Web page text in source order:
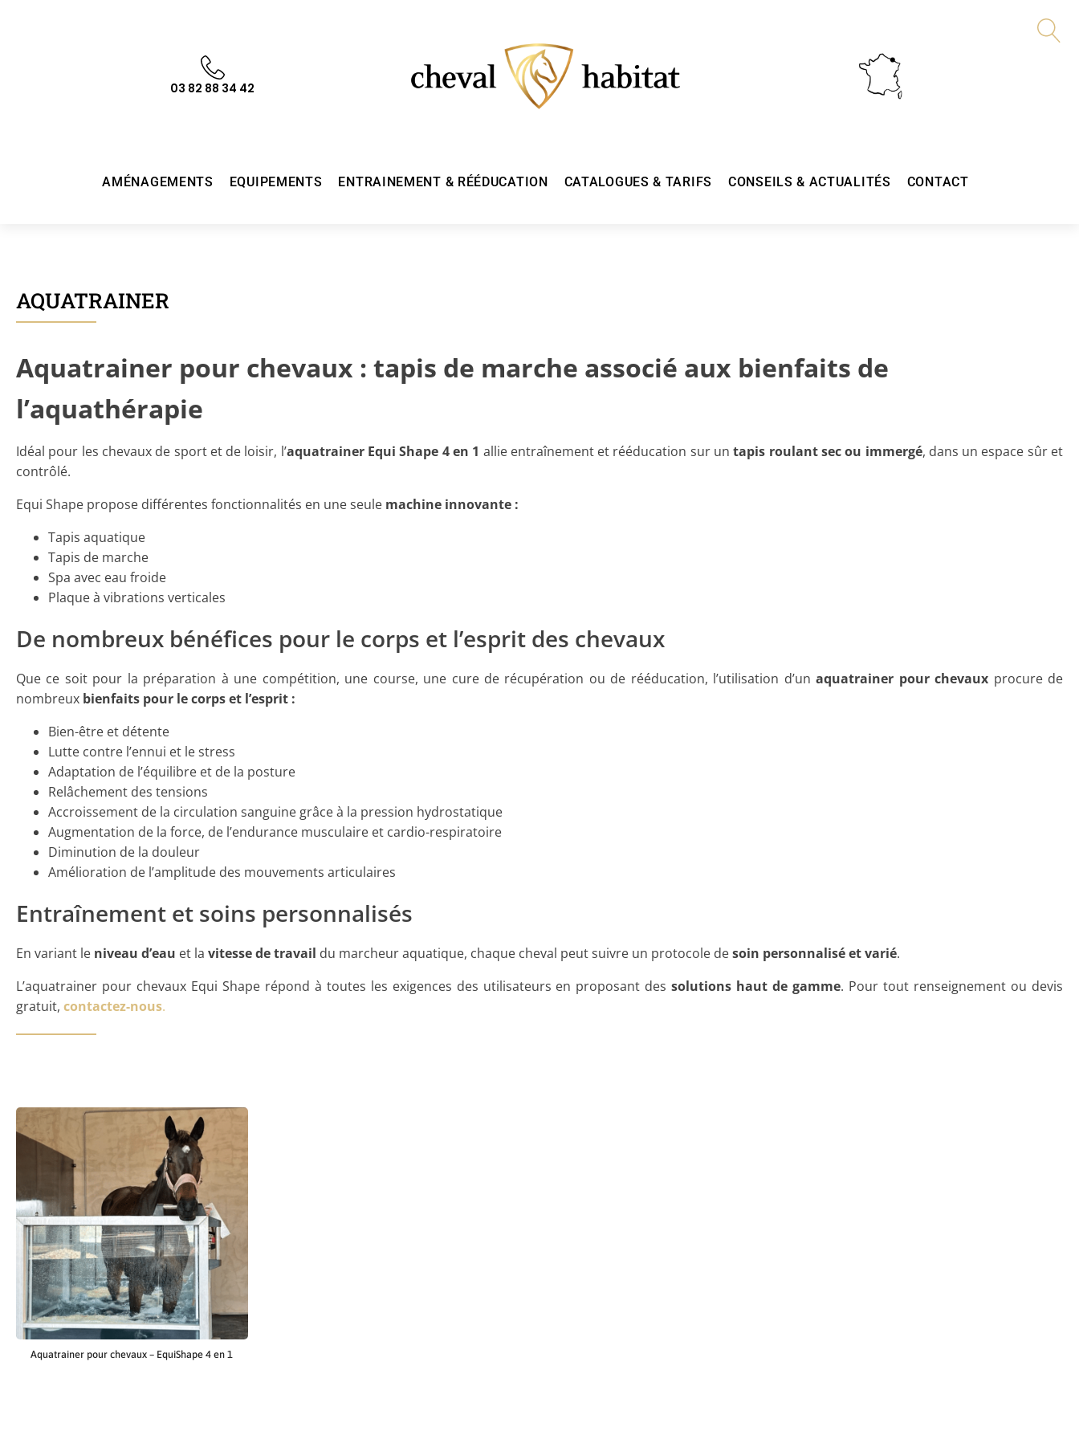
03 82 88 34 42
AMÉNAGEMENTS EQUIPEMENTS ENTRAINEMENT & RÉÉDUCATION CATALOGUES & TARIFS CONSEILS & ACTUALITÉS CONTACT
AQUATRAINER
Aquatrainer pour chevaux : tapis de marche associé aux bienfaits de
l’aquathérapie
Idéal pour les chevaux de sport et de loisir, l’aquatrainer Equi Shape 4 en 1 allie entraînement et rééducation sur untapis roulant sec ou immergé, dans un espace sûr et
contrôlé.
Equi Shape propose différentes fonctionnalités en une seule machine innovante :
Tapis aquatique
Tapis de marche
Spa avec eau froide
Plaque à vibrations verticales
De nombreux bénéfices pour le corps et l’esprit des chevaux
Que ce soit pour la préparation à une compétition, une course, une cure de récupération ou de rééducation, l’utilisation d’un aquatrainer pour chevaux procure de
nombreux bienfaits pour le corps et l’esprit :
Bien-être et détente
Lutte contre l’ennui et le stress
Adaptation de l’équilibre et de la posture
Relâchement des tensions
Accroissement de la circulation sanguine grâce à la pression hydrostatique
Augmentation de la force, de l’endurance musculaire et cardio-respiratoire
Diminution de la douleur
Amélioration de l’amplitude des mouvements articulaires
Entraînement et soins personnalisés
En variant le niveau d’eau et la vitesse de travail du marcheur aquatique, chaque cheval peut suivre un protocole desoin personnalisé et varié.
L’aquatrainer pour chevaux Equi Shape répond à toutes les exigences des utilisateurs en proposant dessolutions haut de gamme. Pour tout renseignement ou devis
gratuit, contactez-nous.
Aquatrainer pour chevaux – EquiShape 4 en 1